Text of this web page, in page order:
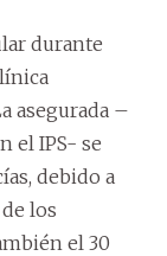
durante
asegurada –
el IPS- se
debido a
los
el 30